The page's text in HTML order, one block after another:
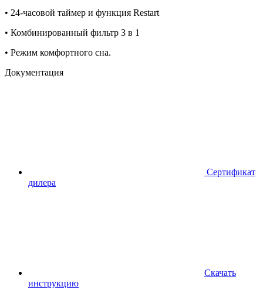
• 24-часовой таймер и функция Restart
• Комбинированный фильтр 3 в 1
• Режим комфортного сна.
Документация
Сертификат
дилера
Скачать
инструкцию